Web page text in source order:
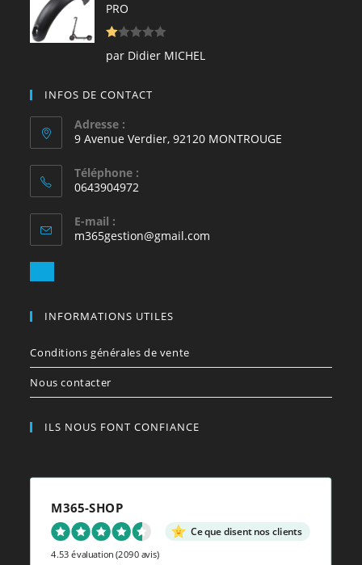
s
ur
5
PRO
1
s
ur
par Didier MICHEL
INFOS DE CONTACT
Adresse :
9 Avenue Verdier, 92120 MONTROUGE
Téléphone :
0643904972
E-mail :
m365gestion@gmail.com
votre
INFORMATIONS UTILES
Conditions générales de vente
Nous contacter
ILS NOUS FONT CONFIANCE
M365-SHOP
Ce que disent nos clients
4.53 évaluation (2090 avis)